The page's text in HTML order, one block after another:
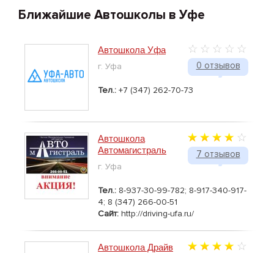
Ближайшие Автошколы в Уфе
0 отзывов
Автошкола Уфа
г. Уфа
Тел.: +7 (347) 262-70-73
7 отзывов
Автошкола
Автомагистраль
г. Уфа
Тел.: 8-937-30-99-782; 8-917-340-917-
4; 8 (347) 266-00-51
Сайт: http://driving-ufa.ru/
Автошкола Драйв